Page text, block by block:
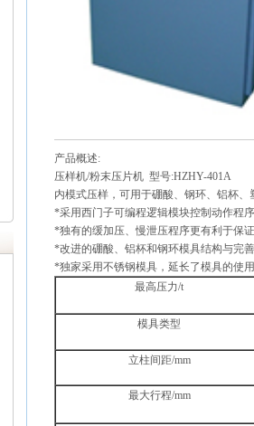
产品概述:
压样机/粉末压片机 型号:HZHY-401A
内模式压样，可用于硼酸、钢环、铝杯、
*采用西门子可编程逻辑模块控制动作程
*独有的缓加压、慢泄压程序更有利于保
*改进的硼酸、铝杯和钢环模具结构与完
*独家采用不锈钢模具，延长了模具的使用
最高压力/t
模具类型
立柱间距/mm
最大行程/mm